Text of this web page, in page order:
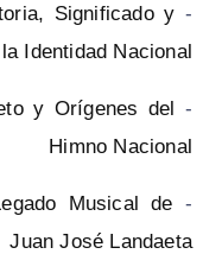
-
Significado y
Identidad Nacional
-
y Orígenes del
Himno Nacional
-
Musical de
Juan José Landaeta